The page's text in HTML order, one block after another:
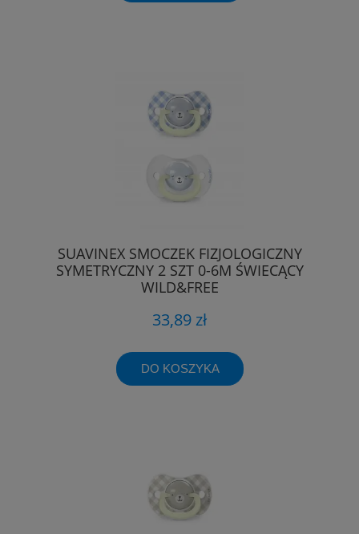
SUAVINEX SMOCZEK FIZJOLOGICZNY
SYMETRYCZNY 2 SZT 0-6M ŚWIECĄCY
WILD&FREE
33,89 zł
DO KOSZYKA